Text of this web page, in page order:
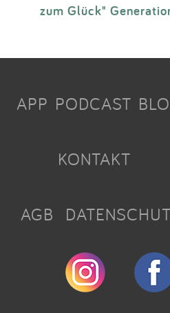
zum Glück"
APP PODCAST
KONTAKT
AGB